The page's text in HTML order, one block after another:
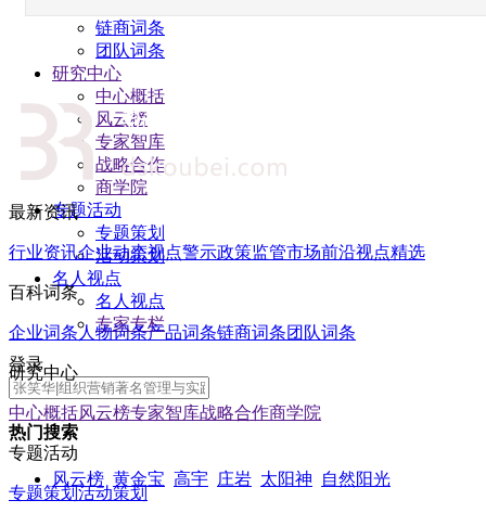
链商词条
团队词条
研究中心
中心概括
风云榜
专家智库
战略合作
商学院
专题活动
专题策划
活动策划
名人视点
名人视点
专家专栏
登录
热门搜索
风云榜 黄金宝 高宇 庄岩 太阳神 自然阳光
最新资讯
行业资讯企业动态视点警示政策监管市场前沿视点精选
百科词条
企业词条人物词条产品词条链商词条团队词条
研究中心
中心概括风云榜专家智库战略合作商学院
专题活动
专题策划活动策划